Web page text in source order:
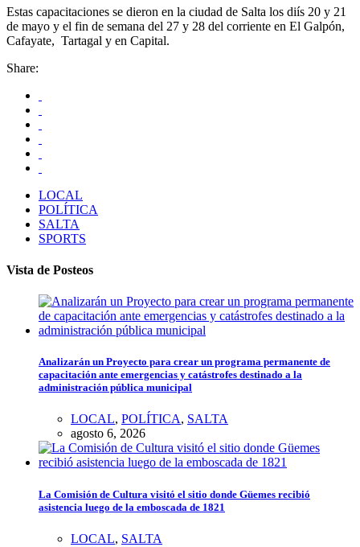
Estas capacitaciones se dieron en la ciudad de Salta los diís 20 y 21
de mayo y el fin de semana del 27 y 28 del corriente en El Galpón,
Cafayate, Tartagal y en Capital.
Share:
LOCAL
POLÍTICA
SALTA
SPORTS
Vista de Posteos
Analizarán un Proyecto para crear un programa permanente de
capacitación ante emergencias y catástrofes destinado a la
administración pública municipal
LOCAL, POLÍTICA, SALTA
agosto 6, 2026
La Comisión de Cultura visitó el sitio donde Güemes recibió
asistencia luego de la emboscada de 1821
LOCAL, SALTA